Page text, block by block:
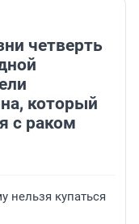
четверть
который
с раком
нельзя купаться